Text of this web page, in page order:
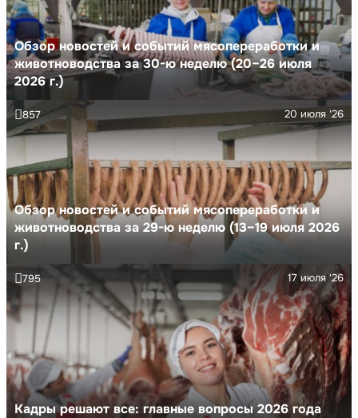
Обзор новостей и событий мясопереработки и
животноводства за 30-ю неделю (20–26 июля
2026 г.)
Обзор новостей и событий мясопереработки и
животноводства за 29-ю неделю (13–19 июля 2026
г.)
20 июля '26
857
Кадры решают все: главные вопросы 2026 года
17 июля '26
795